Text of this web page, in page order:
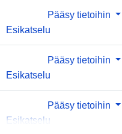
Pääsy tietoihin
Esikatselu
Pääsy tietoihin
Esikatselu
Pääsy tietoihin
Esikatselu